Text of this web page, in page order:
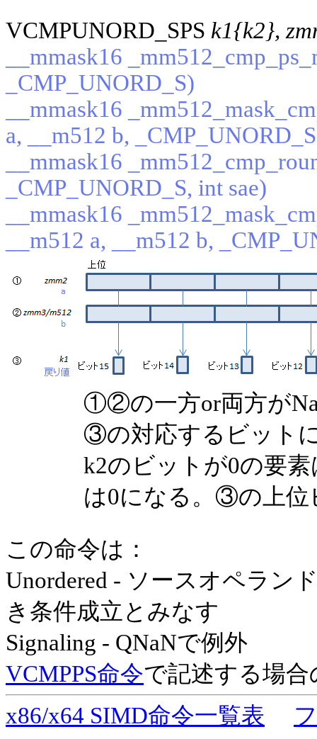
VCMPUNORD_SPS k1{k2},
__mmask16
_CMP_UNORD_S)
__mmask16
a, __m512 b,
__mmask16
_CMP_UNORD_S, int sae)
__mmask16
__m512 a, __m512 b,
①②の一方or両方が
③の対応するビット
k2のビットが0の要
は0になる。③の上位
この命令は：
Unordered - ソースオペラン
き条件成立とみなす
Signaling - QNaNで例外
VCMPPS命令で記述する場合
x86/x64 SIMD命令一覧表